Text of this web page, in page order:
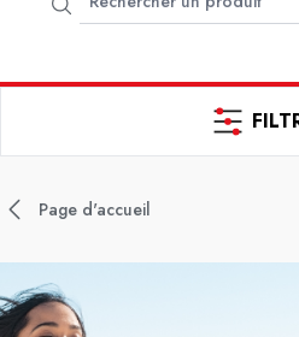
Page d'accueil